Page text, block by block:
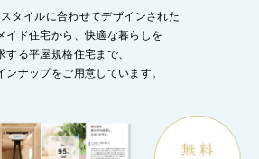
タイルに合わせてデザインされた
イド住宅から、快適な暮らしを
する平屋規格住宅まで、
ンナップをご用意しています。